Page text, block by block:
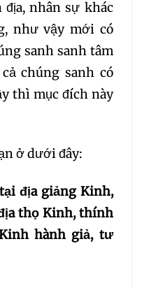
104
119
nhân sự khác
như vậy mới có
sanh sanh tâm
chúng sanh có
thì mục đích này
ở dưới đây:
địa giảng Kinh,
thọ Kinh, thính
hành giả, tư